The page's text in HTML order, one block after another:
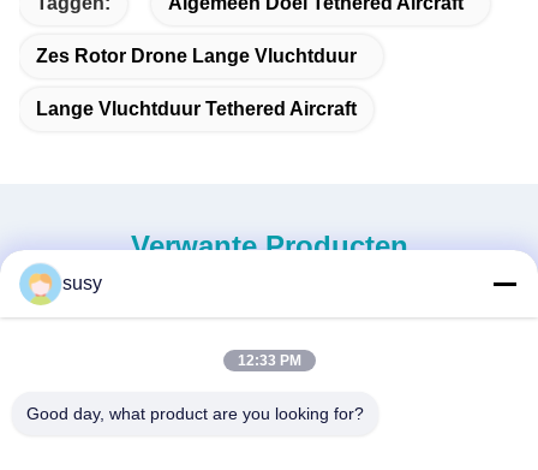
Zes Rotor Drone Lange Vluchtduur
Lange Vluchtduur Tethered Aircraft
Verwante Producten
susy
12:33 PM
Good day, what product are you looking for?